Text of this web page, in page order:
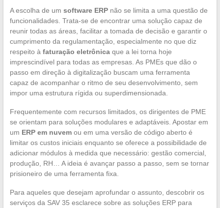
A escolha de um software ERPnão se limita a uma questão de
funcionalidades. Trata-se de encontrar uma solução capaz de
reunir todas as áreas, facilitar a tomada de decisão e garantir o
cumprimento da regulamentação, especialmente no que diz
respeito à faturação eletrônicaque a lei torna hoje
imprescindível para todas as empresas. As PMEs que dão o
passo em direção à digitalização buscam uma ferramenta
capaz de acompanhar o ritmo de seu desenvolvimento, sem
impor uma estrutura rígida ou superdimensionada.
Frequentemente com recursos limitados, os dirigentes de PME
se orientam para soluções modulares e adaptáveis. Apostar em
um ERP em nuvemou em uma versão de código aberto é
limitar os custos iniciais enquanto se oferece a possibilidade de
adicionar módulos à medida que necessário: gestão comercial,
produção, RH… A ideia é avançar passo a passo, sem se tornar
prisioneiro de uma ferramenta fixa.
Para aqueles que desejam aprofundar o assunto, descobrir os
serviços da SAV 35 esclarece sobre as soluções ERP para